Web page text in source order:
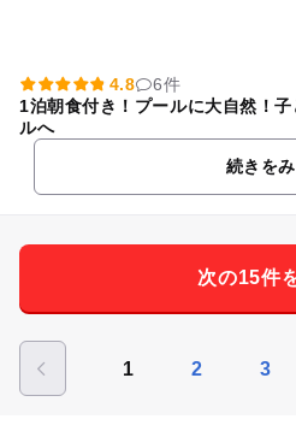
4.8
6件
1泊朝食付き！プールに大自然！
ルへ
続きを
次の15件
1 2 3